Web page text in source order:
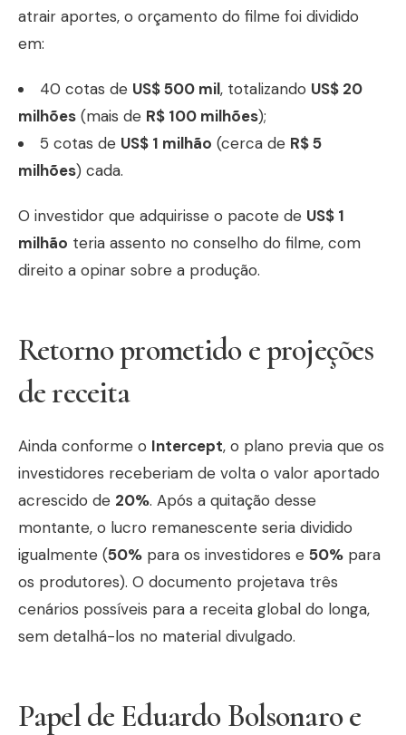
atrair aportes, o orçamento do filme foi dividido
em:
40 cotas de US$ 500 mil, totalizando US$ 20
milhões (mais de R$ 100 milhões);
5 cotas de US$ 1 milhão (cerca de R$ 5
milhões) cada.
O investidor que adquirisse o pacote de US$ 1
milhão teria assento no conselho do filme, com
direito a opinar sobre a produção.
Retorno prometido e projeções
de receita
Ainda conforme o Intercept, o plano previa que os
investidores receberiam de volta o valor aportado
acrescido de 20%. Após a quitação desse
montante, o lucro remanescente seria dividido
igualmente (50% para os investidores e 50% para
os produtores). O documento projetava três
cenários possíveis para a receita global do longa,
sem detalhá-los no material divulgado.
Papel de Eduardo Bolsonaro e